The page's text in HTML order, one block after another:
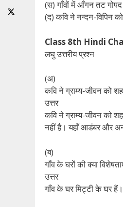
(स) गाँवों में आँगन तट गोपद
(द) कवि ने नन्दन-विपिन
Class 8th Hindi
लघु उत्तरीय प्रश्न
(अ)
कवि ने ग्राम्य-जीवन को
उत्तर
कवि ने ग्राम्य-जीवन को
नहीं है। यहाँ आडंबर और
(ब)
गाँव के घरों की क्या
उत्तर
गाँव के घर मिट्टी के घर